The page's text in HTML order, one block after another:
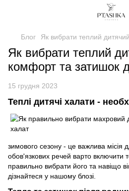
Блог Як вибрати теплий
Як вибрати теплий
комфорт та затишок
15 грудня 2023
Теплі дитячі халати -
зимового сезону - це важлива місія
обов'язкових речей варто включити
правильно вибрати його та навіщо
дізнайтеся у нашому блозі.